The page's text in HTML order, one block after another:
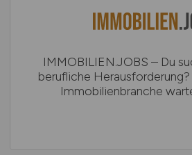
IMMOBILIEN.JOBS – Du
berufliche
Immobilienbranche